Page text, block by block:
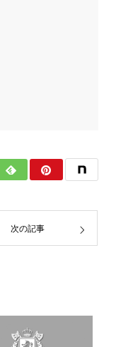
次の記事